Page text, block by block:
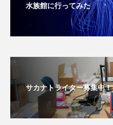
採集
日本固有種
未利用魚 未来館
桂浜水族館 梅雨
水族館に行ってみた
サカナトライター募集中！